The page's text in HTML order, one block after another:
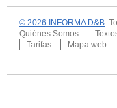
© 2026 INFORMA D&B.
Quiénes Somos
Tarifas
Mapa web